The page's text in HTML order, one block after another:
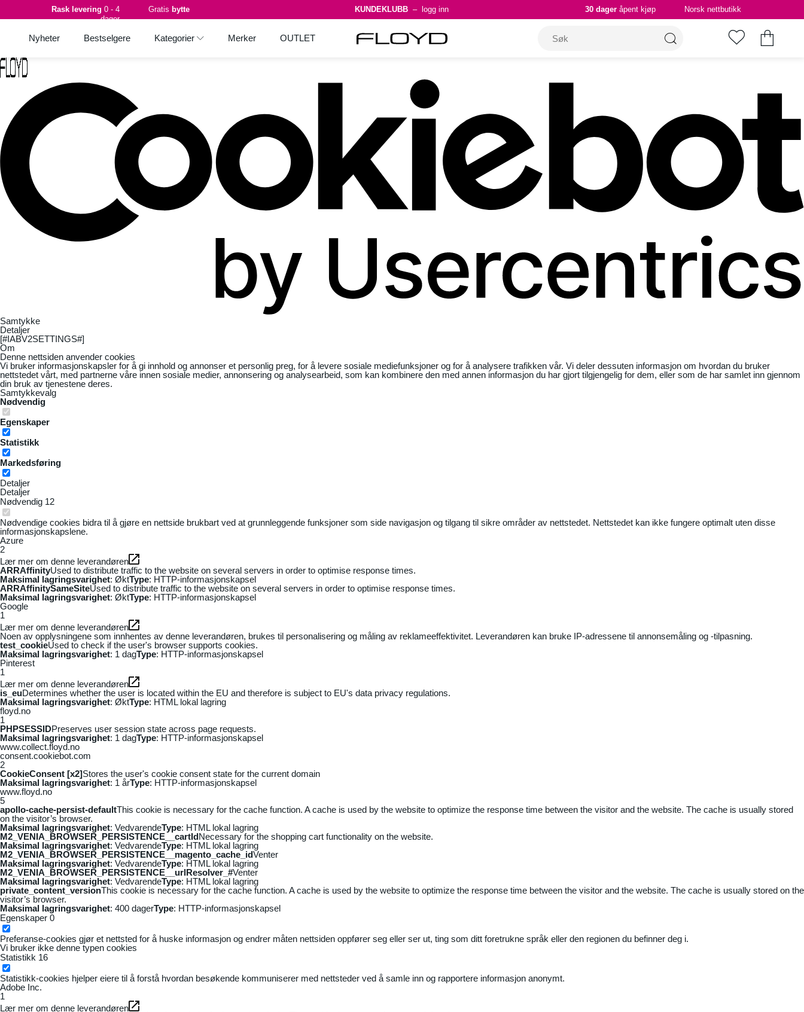
Samtykke
Detaljer
[#IABV2SETTINGS#]
Om
Denne nettsiden anvender cookies
Vi bruker informasjonskapsler for å gi innhold og annonser et personlig preg, for å levere sosiale mediefunksjoner og for å analysere trafikken vår. Vi deler dessuten informasjon om hvordan du bruker
nettstedet vårt, med partnerne våre innen sosiale medier, annonsering og analysearbeid, som kan kombinere den med annen informasjon du har gjort tilgjengelig for dem, eller som de har samlet inn gjennom
din bruk av tjenestene deres.
Samtykkevalg
Nødvendig
Egenskaper
Statistikk
Markedsføring
Detaljer
Detaljer
Nødvendig 12
Nødvendige cookies bidra til å gjøre en nettside brukbart ved at grunnleggende funksjoner som side navigasjon og tilgang til sikre områder av nettstedet. Nettstedet kan ikke fungere optimalt uten disse
informasjonskapslene.
Azure
2
Lær mer om denne leverandøren
ARRAffinityUsed to distribute traffic to the website on several servers in order to optimise response times.
Maksimal lagringsvarighet: ØktType: HTTP-informasjonskapsel
ARRAffinitySameSiteUsed to distribute traffic to the website on several servers in order to optimise response times.
Maksimal lagringsvarighet: ØktType: HTTP-informasjonskapsel
Google
1
Lær mer om denne leverandøren
Noen av opplysningene som innhentes av denne leverandøren, brukes til personalisering og måling av reklameeffektivitet. Leverandøren kan bruke IP-adressene til annonsemåling og -tilpasning.
test_cookieUsed to check if the user's browser supports cookies.
Maksimal lagringsvarighet: 1 dagType: HTTP-informasjonskapsel
Pinterest
1
Lær mer om denne leverandøren
is_euDetermines whether the user is located within the EU and therefore is subject to EU's data privacy regulations.
Maksimal lagringsvarighet: ØktType: HTML lokal lagring
floyd.no
1
PHPSESSIDPreserves user session state across page requests.
Maksimal lagringsvarighet: 1 dagType: HTTP-informasjonskapsel
www.collect.floyd.no
consent.cookiebot.com
2
CookieConsent [x2]Stores the user's cookie consent state for the current domain
Maksimal lagringsvarighet: 1 årType: HTTP-informasjonskapsel
www.floyd.no
5
apollo-cache-persist-defaultThis cookie is necessary for the cache function. A cache is used by the website to optimize the response time between the visitor and the website. The cache is usually stored
on the visitor’s browser.
Maksimal lagringsvarighet: VedvarendeType: HTML lokal lagring
M2_VENIA_BROWSER_PERSISTENCE__cartIdNecessary for the shopping cart functionality on the website.
Maksimal lagringsvarighet: VedvarendeType: HTML lokal lagring
M2_VENIA_BROWSER_PERSISTENCE__magento_cache_idVenter
Maksimal lagringsvarighet: VedvarendeType: HTML lokal lagring
M2_VENIA_BROWSER_PERSISTENCE__urlResolver_#Venter
Maksimal lagringsvarighet: VedvarendeType: HTML lokal lagring
private_content_versionThis cookie is necessary for the cache function. A cache is used by the website to optimize the response time between the visitor and the website. The cache is usually stored on the
visitor’s browser.
Maksimal lagringsvarighet: 400 dagerType: HTTP-informasjonskapsel
Egenskaper 0
Preferanse-cookies gjør et nettsted for å huske informasjon og endrer måten nettsiden oppfører seg eller ser ut, ting som ditt foretrukne språk eller den regionen du befinner deg i.
Vi bruker ikke denne typen cookies
Statistikk 16
Statistikk-cookies hjelper eiere til å forstå hvordan besøkende kommuniserer med nettsteder ved å samle inn og rapportere informasjon anonymt.
Adobe Inc.
1
Lær mer om denne leverandøren
Rask levering 0 - 4
dager
Gratis bytte KUNDEKLUBB – logg inn 30 dager åpent kjøp Norsk nettbutikk
Nyheter Bestselgere Kategorier Merker OUTLET